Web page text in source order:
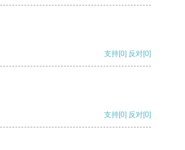
支持[0] 反对[0]
支持[0] 反对[0]